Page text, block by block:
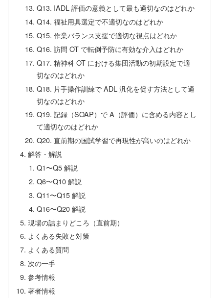
Q13. IADL 評価の意義として最も適切なのはどれか
Q14. 福祉用具選定で不適切なのはどれか
Q15. 作業バランス支援で適切な視点はどれか
Q16. 訪問 OT で転倒予防に有効な介入はどれか
Q17. 精神科 OT における集団活動の初期設定で適
切なのはどれか
Q18. 片手操作訓練で ADL 汎化を促す方法として適
切なのはどれか
Q19. 記録（SOAP）で A（評価）に含める内容とし
て適切なのはどれか
Q20. 直前期の国試学習で再現性が高いのはどれか
解答・解説
Q1〜Q5 解説
Q6〜Q10 解説
Q11〜Q15 解説
Q16〜Q20 解説
現場の詰まりどころ（直前期）
よくある失敗と対策
よくある質問
次の一手
参考情報
著者情報